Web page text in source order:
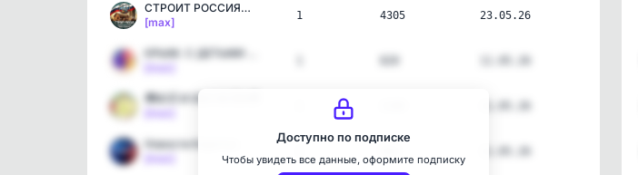
СТРОИТ РОССИЯ🇷🇺Ваш гид в…
[max]
1 4305 23.05.26
🌍ВСЁ И ОБО ВСЁМ🌍
Новости Коротко
Доступно по подписке
Чтобы увидеть все данные, оформите подписку